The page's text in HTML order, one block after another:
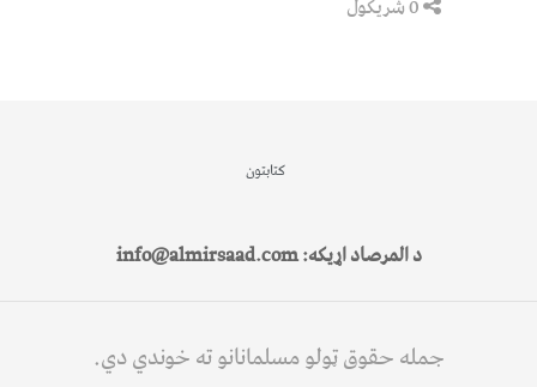
کتابتون
د المرصاد اړیکه: info@almirsaad.com
جمله حقوق ټولو مسلمانانو ته خوندي دي.